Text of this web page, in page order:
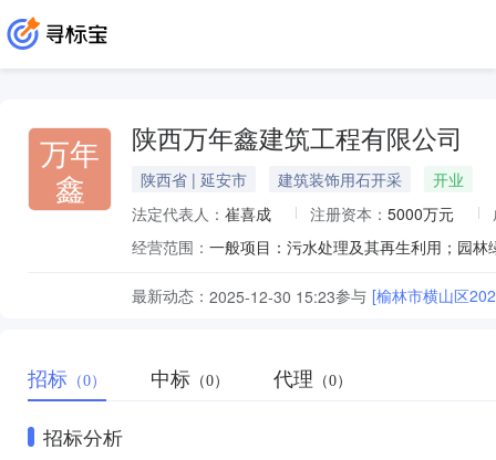
万年
鑫
陕西万年鑫建筑工程有限公司
陕西省 | 延安市 建筑装饰用石开采
开业
法定代表人： 崔喜成 注册资本： 5000万元
经营范围：
最新动态： 2025-12-30 15:23参与 [榆林市横山区
招标 （0） 中标 （0） 代理 （0）
招标分析